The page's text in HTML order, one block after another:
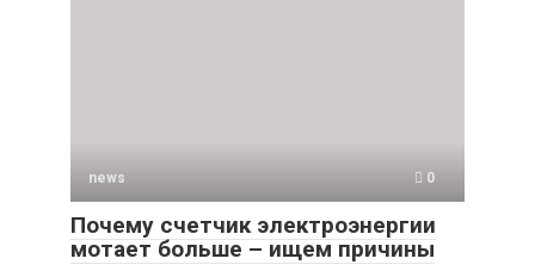
news 0
Почему счетчик электроэнергии
мотает больше – ищем причины